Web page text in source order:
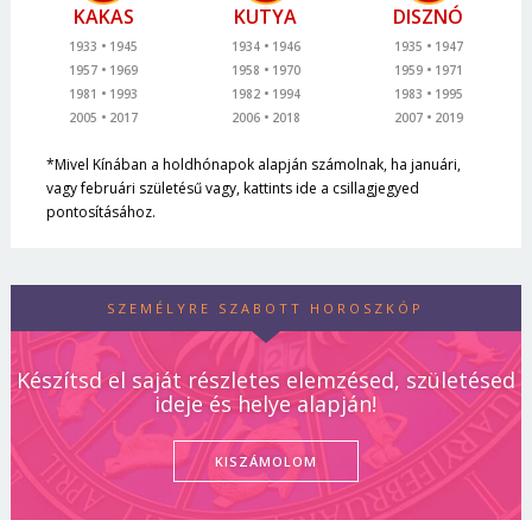
KAKAS
1933
1945
1957
1969
1981
1993
2005
2017
KUTYA
1934
1946
1958
1970
1982
1994
2006
2018
DISZNÓ
1935
1947
1959
1971
1983
1995
2007
2019
*Mivel Kínában a holdhónapok alapján számolnak, ha januári,
vagy februári születésű vagy, kattints ide a csillagjegyed
pontosításához.
SZEMÉLYRE SZABOTT HOROSZKÓP
Készítsd el saját részletes elemzésed, születésed
ideje és helye alapján!
KISZÁMOLOM